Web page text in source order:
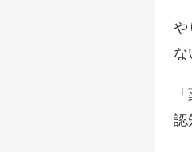
や
な
認